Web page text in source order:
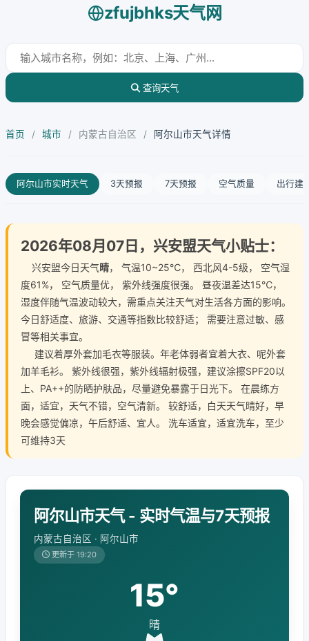
zfujbhks天气网
查询天气
首页 / 城市 / 内蒙古自治区 / 阿尔山市天气详情
阿尔山市实时天气 3天预报 7天预报 空气质量 出行建
2026年08月07日，兴安盟天气小贴士：
兴安盟今日天气晴， 气温10~25℃， 西北风4-5级， 空气湿
度61%， 空气质量优， 紫外线强度很强。 昼夜温差达15℃，
湿度伴随气温波动较大，需重点关注天气对生活各方面的影响。
今日舒适度、旅游、交通等指数比较舒适； 需要注意过敏、感
冒等相关事宜。
建议着厚外套加毛衣等服装。年老体弱者宜着大衣、呢外套
加羊毛衫。 紫外线很强，紫外线辐射极强，建议涂擦SPF20以
上、PA++的防晒护肤品，尽量避免暴露于日光下。 在晨练方
面，适宜，天气不错，空气清新。 较舒适，白天天气晴好，早
晚会感觉偏凉，午后舒适、宜人。 洗车适宜，适宜洗车，至少
可维持3天
阿尔山市天气 - 实时气温与7天预报
内蒙古自治区 · 阿尔山市
更新于 19:20
15°
晴